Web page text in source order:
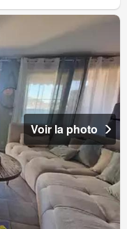
Voir la photo